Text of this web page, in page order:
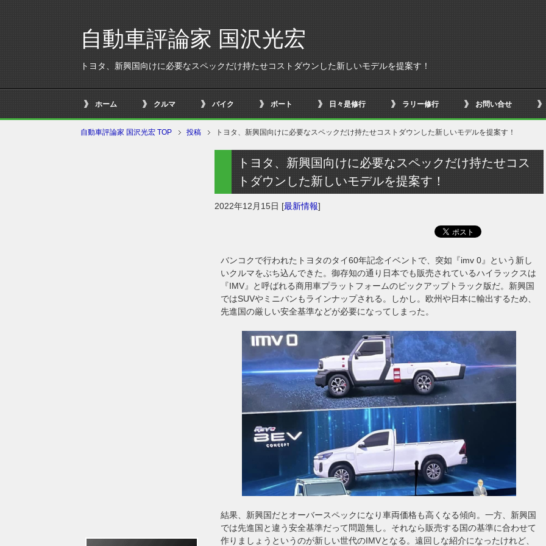
自動車評論家 国沢光宏
トヨタ、新興国向けに必要なスペックだけ持たせコストダウンした新しいモデルを提案す！
ホーム クルマ バイク ボート 日々是修行 ラリー修行 お問い合せ
自動車評論家 国沢光宏 TOP 投稿 トヨタ、新興国向けに必要なスペックだけ持たせコストダウンした新しいモデルを提案す！
トヨタ、新興国向けに必要なスペックだけ持たせコス
トダウンした新しいモデルを提案す！
2022年12月15日 [最新情報]
バンコクで行われたトヨタのタイ60年記念イベントで、突如『imv 0』という新し
いクルマをぶち込んできた。御存知の通り日本でも販売されているハイラックスは
『IMV』と呼ばれる商用車プラットフォームのピックアップトラック版だ。新興国
ではSUVやミニバンもラインナップされる。しかし。欧州や日本に輸出するため、
先進国の厳しい安全基準などが必要になってしまった。
結果、新興国だとオーバースペックになり車両価格も高くなる傾向。一方、新興国
では先進国と違う安全基準だって問題無し。それなら販売する国の基準に合わせて
作りましょうというのが新しい世代のIMVとなる。遠回しな紹介になったけれど、